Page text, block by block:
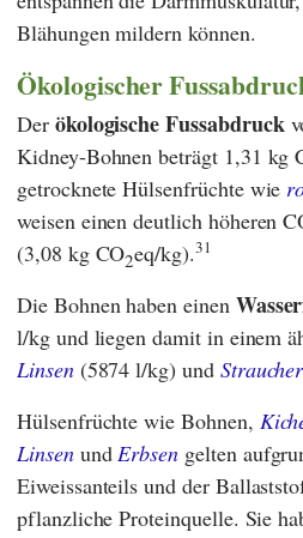
Blähungen mildern können.
Ökologischer
Der ökologische Fussabdruck
Kidney-Bohnen beträgt 1,31 kg
getrocknete Hülsenfrüchte wie
weisen einen deutlich höheren
(3,08 kg CO2eq/kg).31
Die Bohnen haben einen
l/kg und liegen damit in einem
Linsen(5874 l/kg) und
Hülsenfrüchte wie Bohnen,
Linsenund Erbsen gelten
Eiweissanteils und der
pflanzliche Proteinquelle. Sie